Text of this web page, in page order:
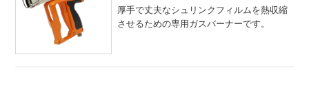
厚手で丈夫なシュリンクフィルムを熱収縮
させるための専用ガスバーナーです。